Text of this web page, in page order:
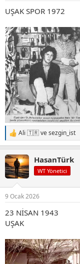
UŞAK SPOR 1972
T
e
k
i
l
:
Ali 🇹🇷vesezgin_ist
HasanTürk
WT Yönetici
9 Ocak 2026
23 NİSAN 1943
UŞAK